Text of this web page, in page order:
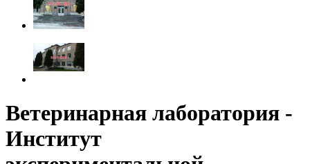
Ветеринарная лаборатория -
Институт